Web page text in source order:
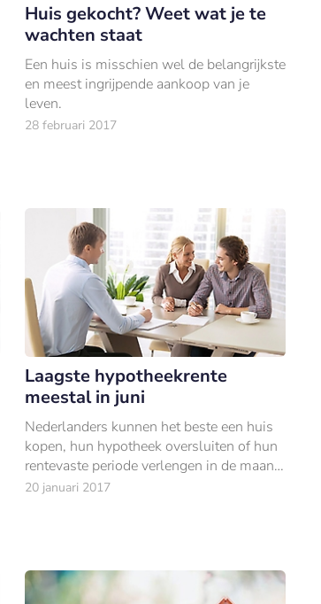
Huis gekocht? Weet wat je te
wachten staat
Een huis is misschien wel de belangrijkste
en meest ingrijpende aankoop van je
leven.
28 februari 2017
Laagste hypotheekrente
meestal in juni
Nederlanders kunnen het beste een huis
kopen, hun hypotheek oversluiten of hun
rentevaste periode verlengen in de maand
juni.
20 januari 2017